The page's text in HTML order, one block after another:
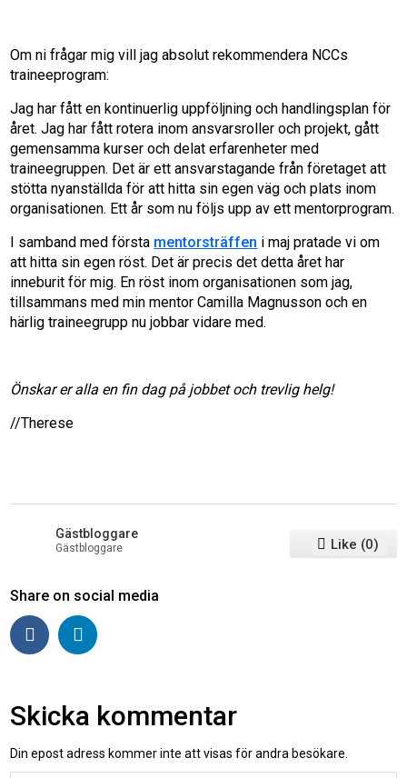
Om ni frågar mig vill jag absolut rekommendera NCCs
traineeprogram:
Jag har fått en kontinuerlig uppföljning och handlingsplan för
året. Jag har fått rotera inom ansvarsroller och projekt, gått
gemensamma kurser och delat erfarenheter med
traineegruppen. Det är ett ansvarstagande från företaget att
stötta nyanställda för att hitta sin egen väg och plats inom
organisationen. Ett år som nu följs upp av ett mentorprogram.
I samband med första mentorsträffen i maj pratade vi om
att hitta sin egen röst. Det är precis det detta året har
inneburit för mig. En röst inom organisationen som jag,
tillsammans med min mentor Camilla Magnusson och en
härlig traineegrupp nu jobbar vidare med.
Önskar er alla en fin dag på jobbet och trevlig helg!
//Therese
Gästbloggare
Gästbloggare Like (0)
Share on social media
Skicka kommentar
Din epost adress kommer inte att visas för andra besökare.